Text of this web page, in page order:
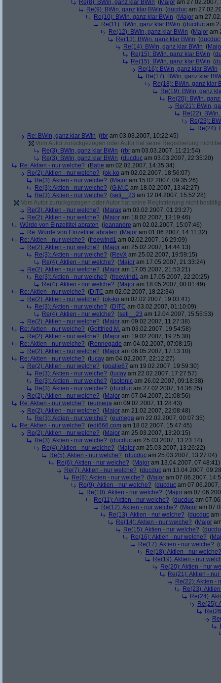
Re(8): BWin, ganz klar BWin (Major am 27.02.2007,
Re(9): BWin, ganz klar BWin (ducduc am
Re(10): BWin, ganz klar BWin (Major am
Re(11): BWin, ganz klar BWin (ducduc am
Re(12): BWin, ganz klar BWin (Major am
Re(13): BWin, ganz klar BWin (ducduc
Re(14): BWin, ganz klar BWin (
Re(15): BWin, ganz klar BWin (
Re(15): BWin, ganz klar BWin (
Re(16): BWin, ganz klar BWin
Re(17): BWin, ganz klar
Re(18): BWin, ganz klar
Re(19): BWin, ganz
Re(20): BWin,
Re(21): BWin,
Re(22):
Re(23):
Re(24):
Re: BWin, ganz klar BWin (rbr am 03.03.2007, 10:22:45)
Vom Autor zurückgezogen oder Autor hat seine Registrierung nicht
Re(3): BWin, ganz klar BWin (rbr am 03.03.2007, 11:21:54)
Re(3): BWin, ganz klar BWin (ducduc am 03.03.2007, 22:35:20)
Re: Aktien - nur welche? (Babe am 02.02.2007, 14:35:34)
Re(2): Aktien - nur welche? (ok-ko am 02.02.2007, 18:56:07)
Re(3): Aktien - nur welche? (Major am 15.02.2007, 09:35:26)
Re(3): Aktien - nur welche? (G.M.C am 18.02.2007, 13:42:27)
Re(3): Aktien - nur welche? (seti__23 am 12.04.2007, 15:52:28)
Vom Autor zurückgezogen oder Autor hat seine Registrierung nicht
Re(2): Aktien - nur welche? (Marax am 03.02.2007, 01:23:27)
Re(2): Aktien - nur welche? (Major am 18.02.2007, 13:19:46)
Würde von Einzeltitel abraten (jeanandre am 02.02.2007, 15:07:46)
Re: Würde von Einzeltitel abraten (Major am 01.06.2007, 14:11:32)
Re: Aktien - nur welche? (freewind1 am 02.02.2007, 16:29:09)
Re(2): Aktien - nur welche? (Major am 25.02.2007, 14:44:13)
Re(3): Aktien - nur welche? (RevX am 25.02.2007, 19:59:15)
Re(4): Aktien - nur welche? (Major am 17.05.2007, 21:33:24)
Re(2): Aktien - nur welche? (Major am 17.05.2007, 21:53:21)
Re(3): Aktien - nur welche? (freewind1 am 17.05.2007, 22:20:25)
Re(4): Aktien - nur welche? (Major am 18.05.2007, 00:01:49)
Re: Aktien - nur welche? (DITC am 02.02.2007, 18:22:34)
Re(2): Aktien - nur welche? (ok-ko am 02.02.2007, 19:03:41)
Re(3): Aktien - nur welche? (DITC am 03.02.2007, 01:10:09)
Re(4): Aktien - nur welche? (seti__23 am 12.04.2007, 15:55:53)
Re(2): Aktien - nur welche? (Major am 09.02.2007, 11:27:38)
Re: Aktien - nur welche? (Gottfried M. am 03.02.2007, 19:54:58)
Re(2): Aktien - nur welche? (Major am 19.02.2007, 19:25:38)
Re: Aktien - nur welche? (Rennegade am 04.02.2007, 07:08:15)
Re(2): Aktien - nur welche? (Major am 06.05.2007, 17:13:10)
Re: Aktien - nur welche? (tucay am 04.02.2007, 22:12:27)
Re(2): Aktien - nur welche? (goalie67 am 19.02.2007, 19:59:30)
Re(3): Aktien - nur welche? (tucay am 22.02.2007, 17:27:57)
Re(3): Aktien - nur welche? (isotonic am 26.02.2007, 09:18:38)
Re(3): Aktien - nur welche? (ducduc am 27.02.2007, 14:36:25)
Re(2): Aktien - nur welche? (Major am 07.04.2007, 21:08:56)
Re: Aktien - nur welche? (eumega am 09.02.2007, 11:28:43)
Re(2): Aktien - nur welche? (Major am 21.02.2007, 22:08:48)
Re(3): Aktien - nur welche? (eumega am 22.02.2007, 00:07:35)
Re: Aktien - nur welche? (edi666.com am 18.02.2007, 15:47:45)
Re(2): Aktien - nur welche? (Major am 25.03.2007, 13:20:15)
Re(3): Aktien - nur welche? (ducduc am 25.03.2007, 13:23:14)
Re(4): Aktien - nur welche? (Major am 25.03.2007, 13:26:22)
Re(5): Aktien - nur welche? (ducduc am 25.03.2007, 13:27:04)
Re(6): Aktien - nur welche? (Major am 13.04.2007, 07:48:41)
Re(7): Aktien - nur welche? (ducduc am 13.04.2007,
Re(8): Aktien - nur welche? (Major am 07.06.2007,
Re(9): Aktien - nur welche? (ducduc am
Re(10): Aktien - nur welche? (Major am
Re(11): Aktien - nur welche? (ducduc am
Re(12): Aktien - nur welche? (Major am
Re(13): Aktien - nur welche? (ducduc am
Re(14): Aktien - nur welche? (Major
Re(15): Aktien - nur welche? (
Re(16): Aktien - nur welche? (
Re(17): Aktien - nur welche? (
Re(18): Aktien - nur welche?
Re(19): Aktien - nur
Re(20): Aktien - nur
Re(21): Aktien -
Re(22): Aktien -
Re(23):
Re(24):
Re(25):